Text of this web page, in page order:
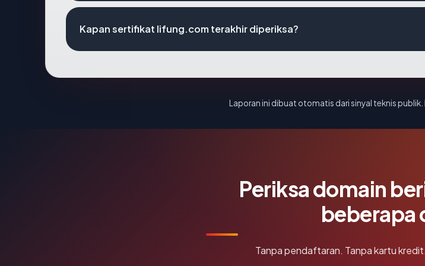
Kapan sertifikat lifung.com terakhir diperiksa?
Laporan ini dibuat otomatis dari sinyal teknis publik.
Periksa domain
beberapa
Tanpa pendaftaran. Tanpa kartu